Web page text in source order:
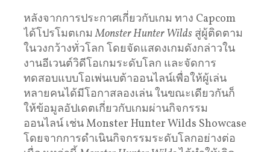
หลังจากการประกาศเกี่ยวกับเกม ทาง Capcom
ได้โปรโมตเกมMonster Hunter Wilds สู่ผู้ติดตาม
ในวงกว้างทั่วโลก โดยจัดแสดงเกมดังกล่าวใน
งานอีเวนต์วิดีโอเกมระดับโลก และจัดการ
ทดสอบแบบโอเพ่นเบต้าออนไลน์เพื่อให้ผู้เล่น
หลายคนได้มีโอกาสลองเล่น ในขณะเดียวกันก็
ให้ข้อมูลอัปเดตเกี่ยวกับเกมผ่านกิจกรรม
ออนไลน์ เช่น Monster Hunter Wilds Showcase
โดยจากการดำเนินกิจกรรมระดับโลกอย่างต่อ